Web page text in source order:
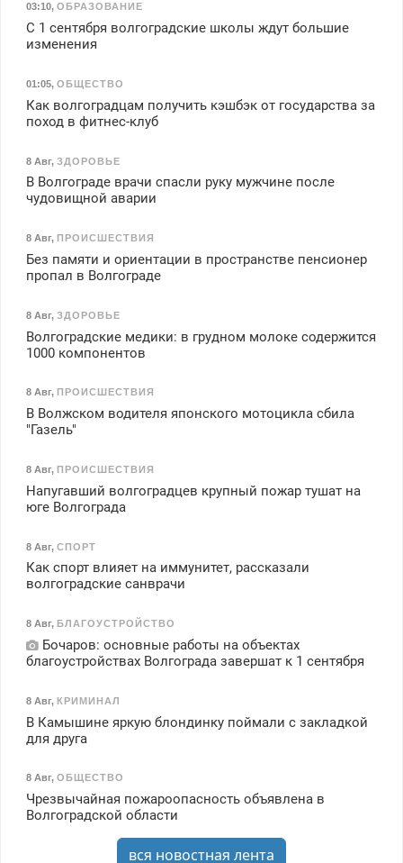
03:10, ОБРАЗОВАНИЕ
С 1 сентября волгоградские школы ждут большие
изменения
01:05, ОБЩЕСТВО
Как волгоградцам получить кэшбэк от государства за
поход в фитнес-клуб
8 Авг, ЗДОРОВЬЕ
В Волгограде врачи спасли руку мужчине после
чудовищной аварии
8 Авг, ПРОИСШЕСТВИЯ
Без памяти и ориентации в пространстве пенсионер
пропал в Волгограде
8 Авг, ЗДОРОВЬЕ
Волгоградские медики: в грудном молоке содержится
1000 компонентов
8 Авг, ПРОИСШЕСТВИЯ
В Волжском водителя японского мотоцикла сбила
"Газель"
8 Авг, ПРОИСШЕСТВИЯ
Напугавший волгоградцев крупный пожар тушат на
юге Волгограда
8 Авг, СПОРТ
Как спорт влияет на иммунитет, рассказали
волгоградские санврачи
8 Авг, БЛАГОУСТРОЙСТВО
Бочаров: основные работы на объектах
благоустройствах Волгограда завершат к 1 сентября
8 Авг, КРИМИНАЛ
В Камышине яркую блондинку поймали с закладкой
для друга
8 Авг, ОБЩЕСТВО
Чрезвычайная пожароопасность объявлена в
Волгоградской области
вся новостная лента